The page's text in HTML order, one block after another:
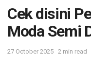
Cek disini
Moda Semi
27 October 2025 2 min read